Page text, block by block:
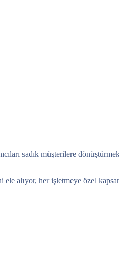
sadık müşterilere
alıyor, her işletmeye özel